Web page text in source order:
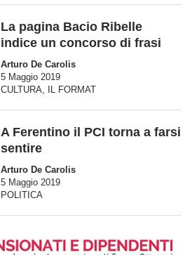
La pagina Bacio Ribelle
indice un concorso di frasi
Arturo De Carolis
5 Maggio 2019
CULTURA
IL FORMAT
A Ferentino il PCI torna a farsi
sentire
Arturo De Carolis
5 Maggio 2019
POLITICA